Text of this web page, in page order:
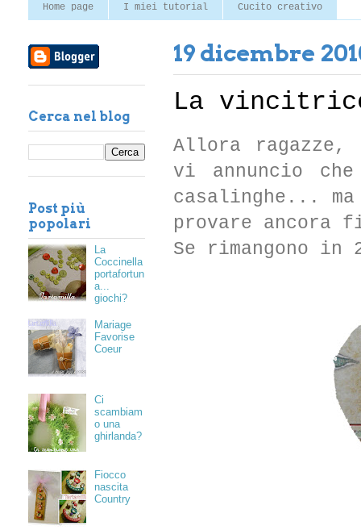
Home page I miei tutorial Cucito creativo
19 dicembre
La
Allora ragazze,
vi annuncio
casalinghe...
provare ancora
Se rimangono in
Cerca nel blog
Post più
popolari
La
Coccinella
portafortun
a...
giochi?
Mariage
Favorise
Coeur
Ci
scambiam
o una
ghirlanda?
Fiocco
nascita
Country